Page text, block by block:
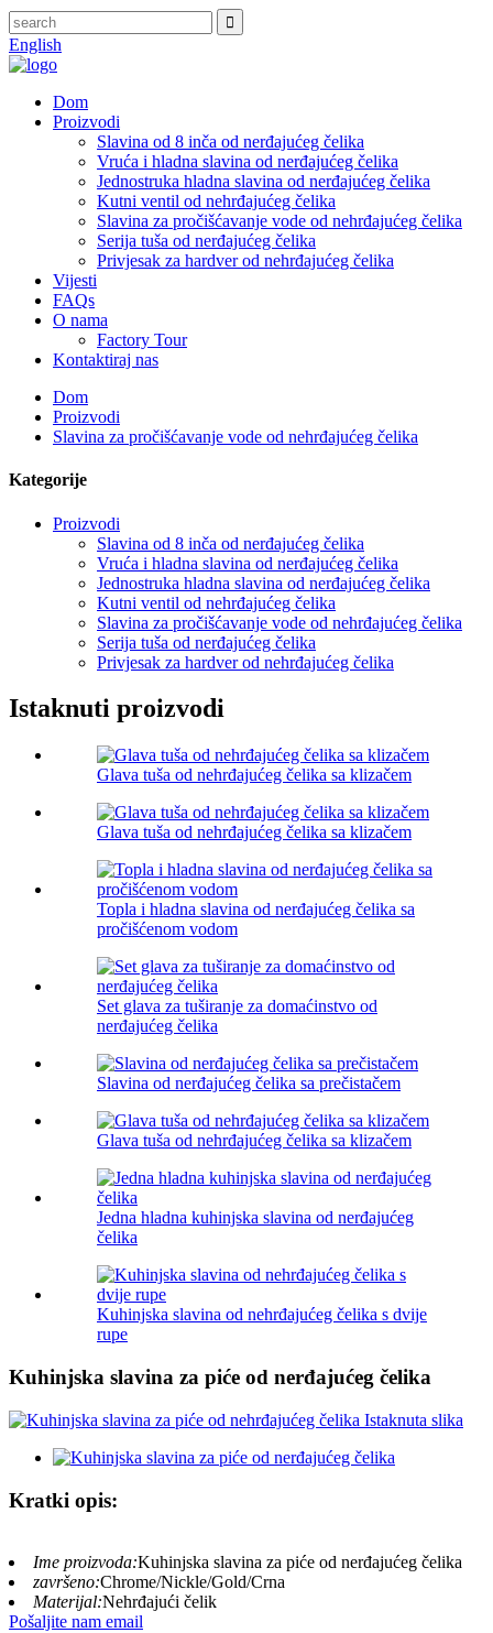
English
Dom
Proizvodi
Slavina od 8 inča od nerđajućeg čelika
Vruća i hladna slavina od nerđajućeg čelika
Jednostruka hladna slavina od nerđajućeg čelika
Kutni ventil od nehrđajućeg čelika
Slavina za pročišćavanje vode od nehrđajućeg čelika
Serija tuša od nerđajućeg čelika
Privjesak za hardver od nehrđajućeg čelika
Vijesti
FAQs
O nama
Factory Tour
Kontaktiraj nas
Dom
Proizvodi
Slavina za pročišćavanje vode od nehrđajućeg čelika
Kategorije
Proizvodi
Slavina od 8 inča od nerđajućeg čelika
Vruća i hladna slavina od nerđajućeg čelika
Jednostruka hladna slavina od nerđajućeg čelika
Kutni ventil od nehrđajućeg čelika
Slavina za pročišćavanje vode od nehrđajućeg čelika
Serija tuša od nerđajućeg čelika
Privjesak za hardver od nehrđajućeg čelika
Istaknuti proizvodi
Glava tuša od nehrđajućeg čelika sa klizačem
Glava tuša od nehrđajućeg čelika sa klizačem
Topla i hladna slavina od nerđajućeg čelika sa
pročišćenom vodom
Set glava za tuširanje za domaćinstvo od
nerđajućeg čelika
Slavina od nerđajućeg čelika sa prečistačem
Glava tuša od nehrđajućeg čelika sa klizačem
Jedna hladna kuhinjska slavina od nerđajućeg
čelika
Kuhinjska slavina od nehrđajućeg čelika s dvije
rupe
Kuhinjska slavina za piće od nerđajućeg čelika
Kratki opis:
Ime proizvoda:Kuhinjska slavina za piće od nerđajućeg čelika
završeno:Chrome/Nickle/Gold/Crna
Materijal:Nehrđajući čelik
Pošaljite nam email